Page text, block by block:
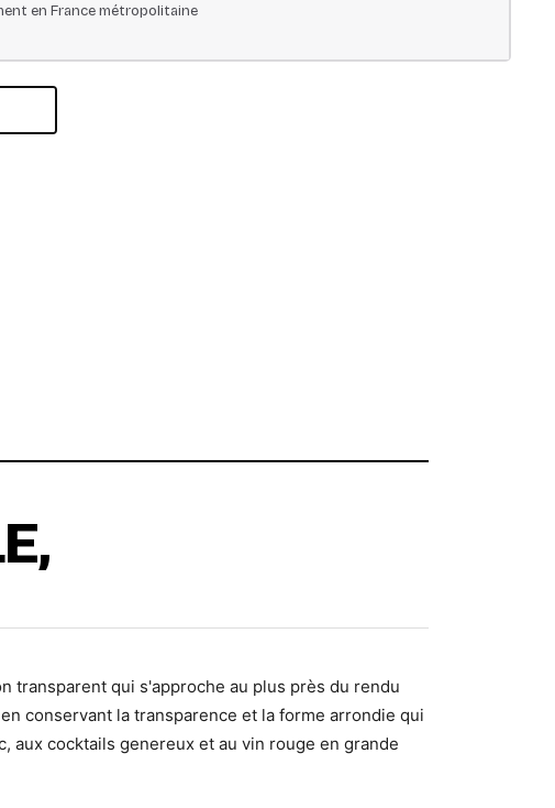
en France métropolitaine
transparent qui s'approche au plus près du rendu
conservant la transparence et la forme arrondie qui
aux cocktails genereux et au vin rouge en grande